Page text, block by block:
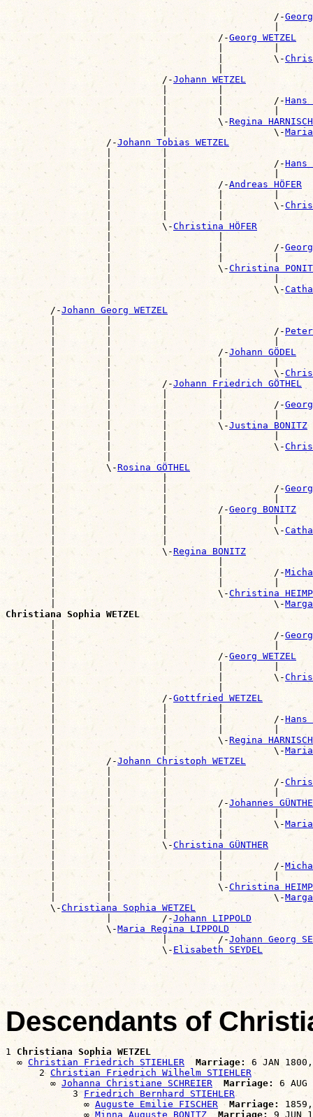
                                                /-
|
                                      /-
Georg WETZEL
|         |
                                      |         \-
|
                            /-
Johann WETZEL
|         |
                            |         |         /-
Hans
|         |         |
                            |         \-
Regina HARNISCH
                            |                   \-
Maria
                  /-
Johann Tobias WETZEL
|         |
                  |         |                   /-
Hans
|         |                   |
                  |         |         /-
Andreas HÖFER
|         |         |         |
                  |         |         |         \-
|         |         |
                  |         \-
Christina HÖFER
|                   |
                  |                   |         /-
|                   |         |
                  |                   \-
Christina
|                             |
                  |                             \-
|
        /-
Johann Georg WETZEL
|         |
        |         |                             /-
Peter
|         |                             |
        |         |                   /-
Johann GÖDEL
|         |                   |         |
        |         |                   |         \-
        |         |         /-
Johann Friedrich GÖTHEL
|         |         |         |
        |         |         |         |         /-
|         |         |         |         |
        |         |         |         \-
Justina BONITZ
        |         |         |                   \-
        |         \-
Rosina GÖTHEL
|                   |
        |                   |                   /-
        |                   |         /-
Georg BONITZ
|                   |         |         |
        |                   |         |         \-
|                   |         |
        |                   \-
Regina BONITZ
|                             |
        |                             |         /-
|                             |         |
        |                             \-
Christina
        |                                       \-
Christiana Sophia WETZEL
|
        |                                       /-
|                                       |
        |                             /-
Georg WETZEL
|                             |         |
        |                             |         \-
|                             |
        |                   /-
Gottfried WETZEL
|                   |         |
        |                   |         |         /-
Hans
|                   |         |         |
        |                   |         \-
Regina HARNISCH
        |                   |                   \-
Maria
        |         /-
Johann Christoph WETZEL
|         |         |
        |         |         |                   /-
|         |         |                   |
        |         |         |         /-
Johannes
|         |         |         |         |
        |         |         |         |         \-
Maria
|         |         |         |
        |         |         \-
Christina GÜNTHER
|         |                   |
        |         |                   |         /-
|         |                   |         |
        |         |                   \-
Christina
        |         |                             \-
        \-
Christiana Sophia WETZEL
                  |         /-
Johann LIPPOLD
                  \-
Maria Regina LIPPOLD
                            |         /-
Johann Georg
                            \-
Elisabeth SEYDEL
Descendants of
1 Christiana Sophia WETZEL
  ∞
Christian Friedrich STIEHLER Marriage: 6 JAN
      2
Christian Friedrich Wilhelm STIEHLER
        ∞
Johanna Christiane SCHREIER Marriage:
6
            3
Friedrich Bernhard STIEHLER
              ∞
Auguste Emilie FISCHER Marriage:
              ∞
Minna Auguste BONITZ Marriage: 9 JUN